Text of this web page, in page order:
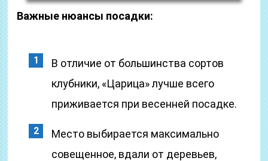
Важные нюансы посадки:
В отличие от большинства сортов
клубники, «Царица» лучше всего
приживается при весенней посадке.
Место выбирается максимально
совещенное, вдали от деревьев,